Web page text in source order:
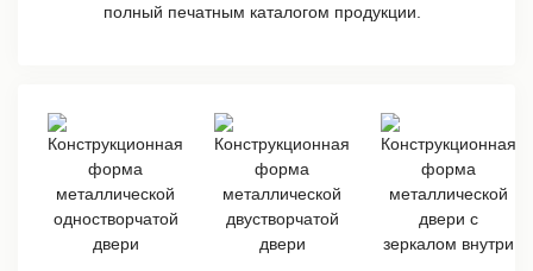
полный печатным каталогом продукции.